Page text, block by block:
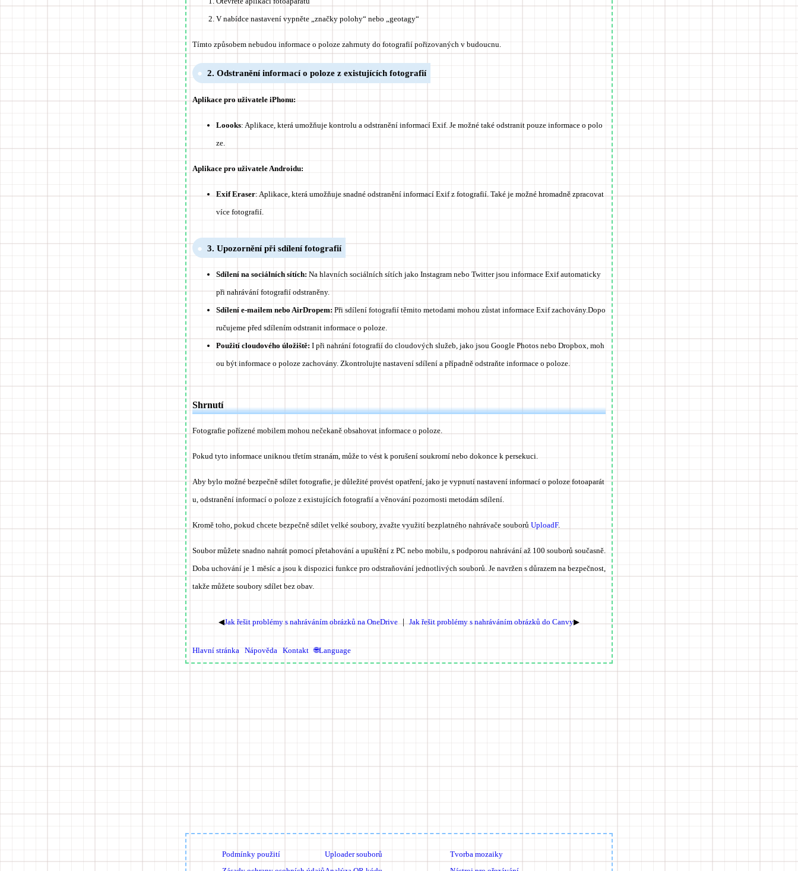
V nabídce nastavení vypněte „značky polohy“ nebo „geotagy“
Tímto způsobem nebudou informace o poloze zahrnuty do fotografií pořizovaných v budoucnu.
2. Odstranění informací o poloze z existujících fotografií
Aplikace pro uživatele iPhonu:
Loooks: Aplikace, která umožňuje kontrolu a odstranění informací Exif. Je možné také odstranit pouze informace o polo
ze.
Aplikace pro uživatele Androidu:
Exif Eraser: Aplikace, která umožňuje snadné odstranění informací Exif z fotografií. Také je možné hromadně zpracovat
více fotografií.
3. Upozornění při sdílení fotografií
Sdílení na sociálních sítích: Na hlavních sociálních sítích jako Instagram nebo Twitter jsou informace Exif automaticky
při nahrávání fotografií odstraněny.
Sdílení e-mailem nebo AirDropem: Při sdílení fotografií těmito metodami mohou zůstat informace Exif zachovány.Dopo
ručujeme před sdílením odstranit informace o poloze.
Použití cloudového úložiště: I při nahrání fotografií do cloudových služeb, jako jsou Google Photos nebo Dropbox, moh
ou být informace o poloze zachovány. Zkontrolujte nastavení sdílení a případně odstraňte informace o poloze.
Shrnutí
Fotografie pořízené mobilem mohou nečekaně obsahovat informace o poloze.
Pokud tyto informace uniknou třetím stranám, může to vést k porušení soukromí nebo dokonce k persekuci.
Aby bylo možné bezpečně sdílet fotografie, je důležité provést opatření, jako je vypnutí nastavení informací o poloze fotoaparát
u, odstranění informací o poloze z existujících fotografií a věnování pozornosti metodám sdílení.
Kromě toho, pokud chcete bezpečně sdílet velké soubory, zvažte využití bezplatného nahrávače souborů UploadF.
Soubor můžete snadno nahrát pomocí přetahování a upuštění z PC nebo mobilu, s podporou nahrávání až 100 souborů současně.
Doba uchování je 1 měsíc a jsou k dispozici funkce pro odstraňování jednotlivých souborů. Je navržen s důrazem na bezpečnost,
takže můžete soubory sdílet bez obav.
◀Jak řešit problémy s nahráváním obrázků na OneDrive ｜ Jak řešit problémy s nahráváním obrázků do Canvy▶
Hlavní stránka Nápověda Kontakt 🌐Language
Podmínky použití
Uploader souborů
Tvorba mozaiky